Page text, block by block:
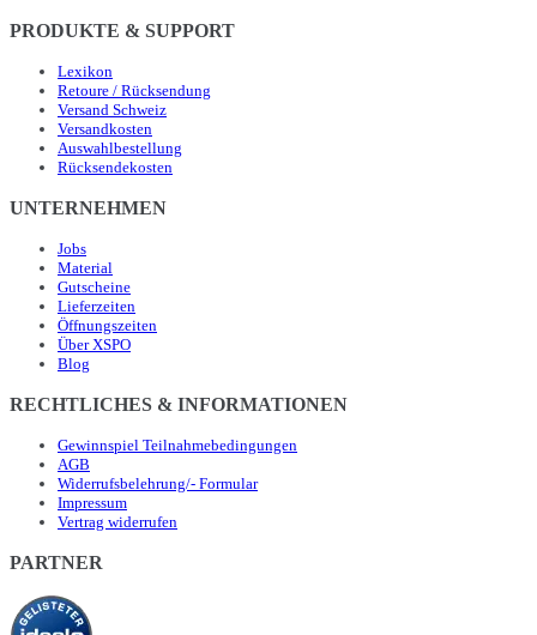
PRODUKTE & SUPPORT
Lexikon
Retoure / Rücksendung
Versand Schweiz
Versandkosten
Auswahlbestellung
Rücksendekosten
UNTERNEHMEN
Jobs
Material
Gutscheine
Lieferzeiten
Öffnungszeiten
Über XSPO
Blog
RECHTLICHES & INFORMATIONEN
Gewinnspiel Teilnahmebedingungen
AGB
Widerrufsbelehrung/- Formular
Impressum
Vertrag widerrufen
PARTNER